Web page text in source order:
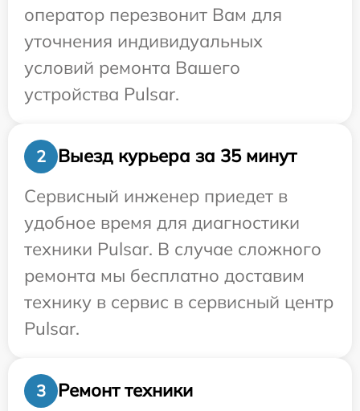
оператор перезвонит Вам для
уточнения индивидуальных
условий ремонта Вашего
устройства Pulsar.
2
Выезд курьера за 35 минут
Сервисный инженер приедет в
удобное время для диагностики
техники Pulsar. В случае сложного
ремонта мы бесплатно доставим
технику в сервис в сервисный центр
Pulsar.
3 Ремонт техники